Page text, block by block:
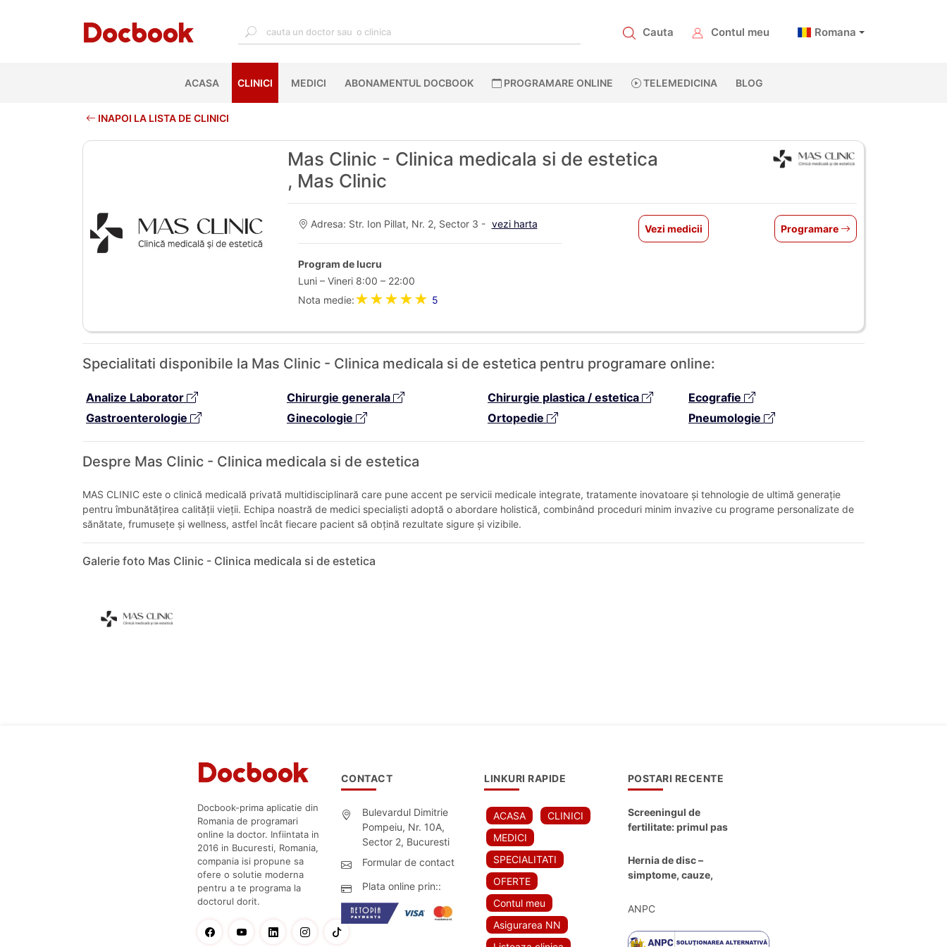
Cauta Contul meu Romana
ACASA(CURRENT)
CLINICI MEDICI ABONAMENTUL DOCBOOK PROGRAMARE ONLINE TELEMEDICINA BLOG
INAPOI LA LISTA DE CLINICI
Mas Clinic - Clinica medicala si de estetica
, Mas Clinic
Adresa: Str. Ion Pillat, Nr. 2, Sector 3 - vezi harta
Program de lucru
Luni – Vineri 8:00 – 22:00
Nota medie:★★★★★ 5
Vezi medicii Programare
Specialitati disponibile la Mas Clinic - Clinica medicala si de estetica pentru programare online:
Analize Laborator Chirurgie generala Chirurgie plastica / estetica
Ecografie
Gastroenterologie
Ginecologie Ortopedie Pneumologie
Despre Mas Clinic - Clinica medicala si de estetica
MAS CLINIC este o clinică medicală privată multidisciplinară care pune accent pe servicii medicale integrate, tratamente inovatoare și tehnologie de ultimă generație
pentru îmbunătățirea calității vieții. Echipa noastră de medici specialiști adoptă o abordare holistică, combinând proceduri minim invazive cu programe personalizate de
sănătate, frumusețe și wellness, astfel încât fiecare pacient să obțină rezultate sigure și vizibile.
Galerie foto Mas Clinic - Clinica medicala si de estetica
Docbook-prima aplicatie din
Romania de programari
online la doctor. Infiintata in
2016 in Bucuresti, Romania,
compania isi propune sa
ofere o solutie moderna
pentru a te programa la
doctorul dorit.
CONTACT
Bulevardul Dimitrie
Pompeiu, Nr. 10A,
Sector 2, Bucuresti
Formular de contact
Plata online prin::
LINKURI RAPIDE
ACASA
CLINICI
MEDICI
SPECIALITATI
OFERTE
Contul meu
Asigurarea NN
POSTARI RECENTE
Screeningul de
fertilitate: primul pas
Hernia de disc –
simptome, cauze,
moderne de
ANPC